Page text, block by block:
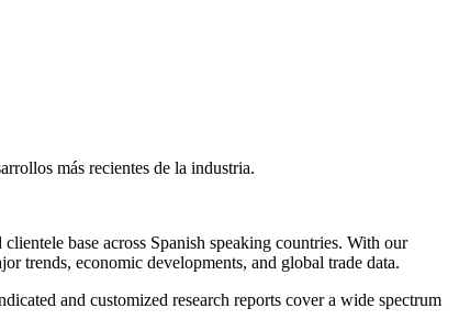
más recientes de la industria.
base across Spanish speaking countries. With our
trends, economic developments, and global trade data.
and customized research reports cover a wide spectrum